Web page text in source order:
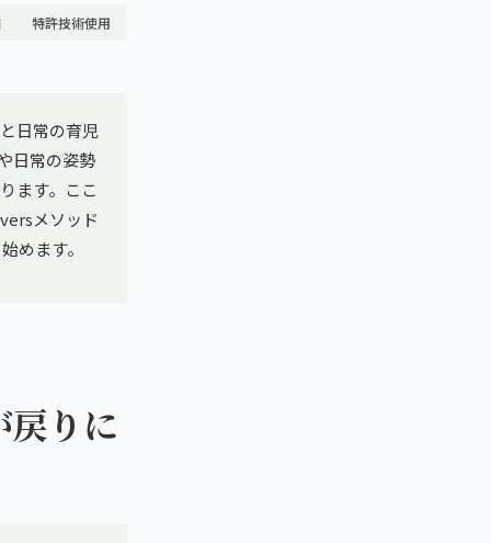
特許技術使用
日常の育児
日常の姿勢
ます。ここ
メソッド
めます。
りに